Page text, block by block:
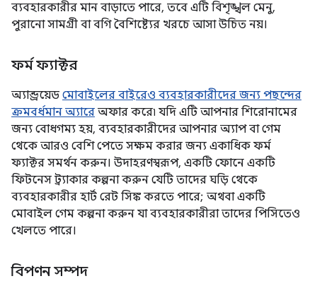
ব্যবহারকারীর মান বাড়াতে পারে, তবে এটি বিশৃঙ্খল মেনু,
পুরানো সামগ্রী বা বগি বৈশিষ্ট্যের খরচে আসা উচিত নয়।
ফর্ম ফ্যাক্টর
অ্যান্ড্রয়েড মোবাইলের বাইরেও ব্যবহারকারীদের জন্য পছন্দের
ক্রমবর্ধমান অ্যারে অফার করে৷ যদি এটি আপনার শিরোনামের
জন্য বোধগম্য হয়, ব্যবহারকারীদের আপনার অ্যাপ বা গেম
থেকে আরও বেশি পেতে সক্ষম করার জন্য একাধিক ফর্ম
ফ্যাক্টর সমর্থন করুন। উদাহরণস্বরূপ, একটি ফোনে একটি
ফিটনেস ট্র্যাকার কল্পনা করুন যেটি তাদের ঘড়ি থেকে
ব্যবহারকারীর হার্ট রেট সিঙ্ক করতে পারে; অথবা একটি
মোবাইল গেম কল্পনা করুন যা ব্যবহারকারীরা তাদের পিসিতেও
খেলতে পারে।
বিপণন সম্পদ